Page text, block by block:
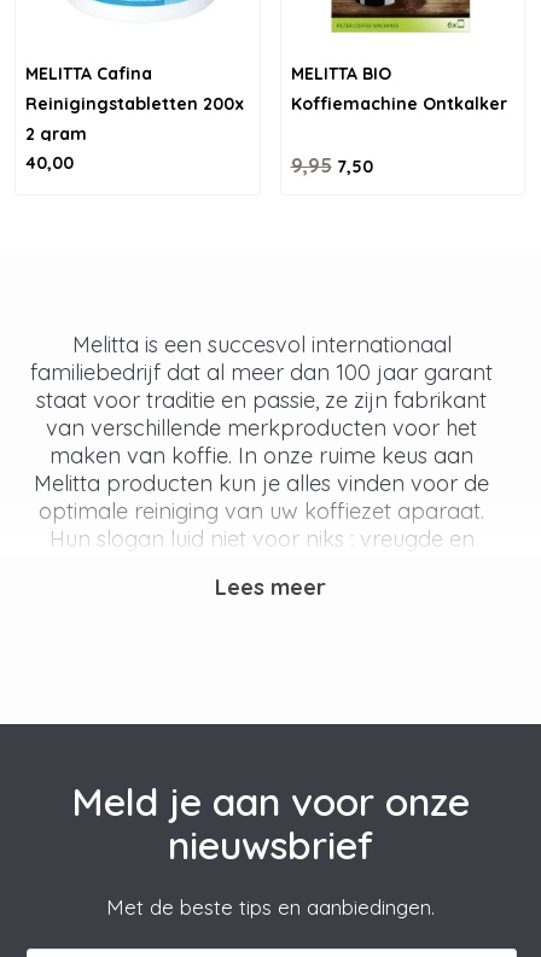
MELITTA Cafina
Reinigingstabletten 200x
2 gram
40,00
MELITTA BIO
Koffiemachine Ontkalker
9,957,50
Melitta is een succesvol internationaal
familiebedrijf dat al meer dan 100 jaar garant
staat voor traditie en passie, ze zijn fabrikant
van verschillende merkproducten voor het
maken van koffie. In onze ruime keus aan
Melitta producten kun je alles vinden voor de
optimale reiniging van uw koffiezet aparaat.
Hun slogan luid niet voor niks : vreugde en
marktleider in de verkoop van Melitta
onderhouden worden. Neem daarom eens een
Melitta, Melitta waterfilters en onze Melitta
voordeelpakketten voor extra korting en
de melksysteemreiniger van Melitta voor het
Lees meer
Meld je aan voor onze
nieuwsbrief
Met de beste tips en aanbiedingen.